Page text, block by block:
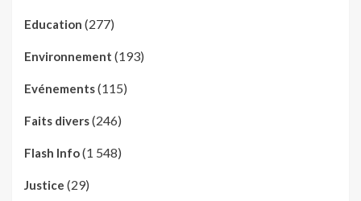
Education (277)
Environnement (193)
Evénements(115)
Faits divers(246)
Flash Info(1 548)
Justice (29)